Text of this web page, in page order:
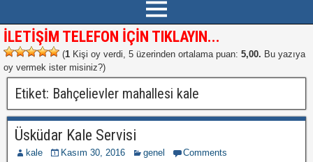
İLETİŞİM TELEFON İÇİN TIKLAYIN...
(1 Kişi oy verdi, 5 üzerinden ortalama puan: 5,00. Bu yazıya
oy vermek ister misiniz?)
Etiket: Bahçelievler mahallesi kale
Üsküdar Kale Servisi
kale Kasım 30, 2016 genel Comments